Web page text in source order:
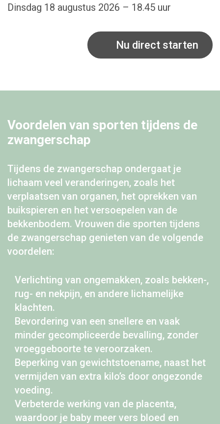
Dinsdag 18 augustus 2026 – 18.45 uur
Nu direct starten
Voordelen van sporten tijdens de
zwangerschap
Tijdens de zwangerschap ondergaat je
lichaam veel veranderingen, zoals het
verplaatsen van organen, het oprekken van
buikspieren en het versoepelen van de
bekkenbodem. Vrouwen die sporten tijdens
de zwangerschap genieten van de volgende
voordelen:
Verlichting van ongemakken, zoals bekken-,
rug- en nekpijn, en andere lichamelijke
klachten.
Bevordering van een snellere en vaak
minder gecompliceerde bevalling, zonder
vroeggeboorte te veroorzaken.
Beperking van gewichtstoename, naast het
vermijden van extra kilo’s door ongezonde
voeding.
Verbeterde werking van de placenta,
waardoor je baby meer vers bloed en